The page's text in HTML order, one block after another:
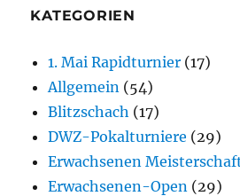
KATEGORIEN
1. Mai Rapidturnier (17)
Allgemein (54)
Blitzschach (17)
DWZ-Pokalturniere (29)
Erwachsenen
Erwachsenen-Open (29)